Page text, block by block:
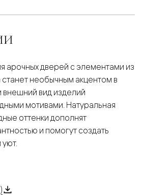
арочных дверей с элементами из
станет необычным акцентом в
вид изделий
мотивами. Натуральная
оттенки дополнят
и помогут создать